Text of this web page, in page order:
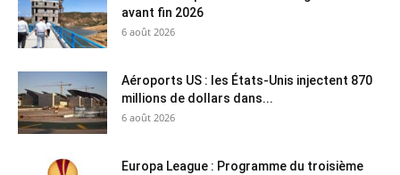
avant fin 2026
6 août 2026
Aéroports US : les États-Unis injectent 870
millions de dollars dans...
6 août 2026
Europa League : Programme du troisième